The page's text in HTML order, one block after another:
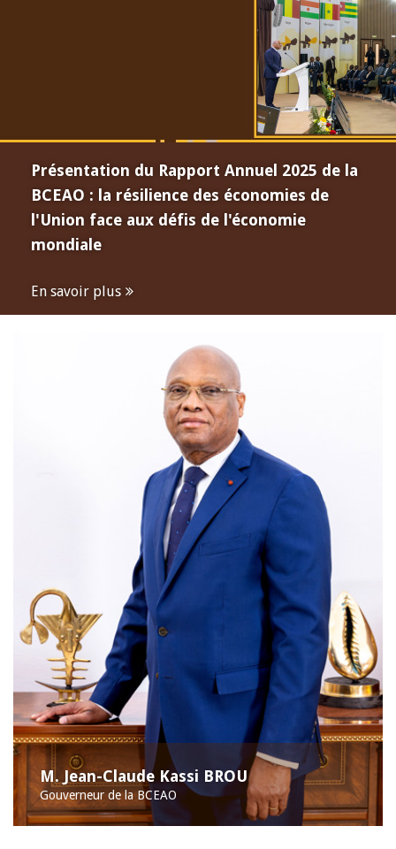
Présentation du Rapport Annuel 2025 de la
BCEAO : la résilience des économies de
l'Union face aux défis de l'économie
mondiale
En savoir plus
M. Jean-Claude Kassi BROU
Gouverneur de la BCEAO